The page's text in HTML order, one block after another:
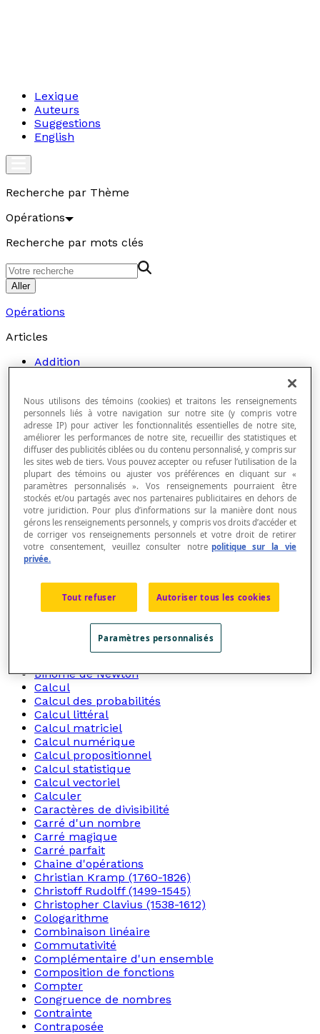
Lexique
Auteurs
Suggestions
English
Recherche par Thème
Opérations
Recherche par mots clés
Aller
Opérations
Articles
Addition
Addition de matrices
Addition de nombres irrationnels
Addition de nombres rationnels
Addition de nombres réels
Addition de vecteurs
Alphamétique
Application
Approximation par troncation
Arbre de facteurs
Arc sécante
Arc tangente
Archimède de Syracuse
Argument
Arithmétique modulaire
Arrondi
Base d'une exponentiation
Binôme de Newton
Calcul
Calcul des probabilités
Calcul littéral
Calcul matriciel
Calcul numérique
Calcul propositionnel
Calcul statistique
Calcul vectoriel
Calculer
Caractères de divisibilité
Carré d'un nombre
Carré magique
Carré parfait
Chaine d'opérations
Christian Kramp (1760-1826)
Christoff Rudolff (1499-1545)
Christopher Clavius (1538-1612)
Cologarithme
Combinaison linéaire
Commutativité
Complémentaire d'un ensemble
Composition de fonctions
Compter
Congruence de nombres
Contrainte
Contraposée
Nous utilisons des témoins (cookies) et traitons les renseignements
personnels liés à votre navigation sur notre site (y compris votre
adresse IP) pour activer les fonctionnalités essentielles de notre site,
améliorer les performances de notre site, recueillir des statistiques et
diffuser des publicités ciblées ou du contenu personnalisé, y compris sur
les sites web de tiers. Vous pouvez accepter ou refuser l’utilisation de la
plupart des témoins ou ajuster vos préférences en cliquant sur «
paramètres personnalisés ». Vos renseignements pourraient être
stockés et/ou partagés avec nos partenaires publicitaires en dehors de
votre juridiction. Pour plus d’informations sur la manière dont nous
gérons les renseignements personnels, y compris vos droits d’accéder et
de corriger vos renseignements personnels et votre droit de retirer
votre consentement, veuillez consulter notre politique sur la vie
privée.
Tout refuser Autoriser tous les cookies
Paramètres personnalisés